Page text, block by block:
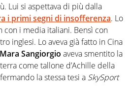
Lui si aspettava di più dalla
i primi segni di insofferenza. Lo
con i media italiani. Bensì con
inglesi. Lo aveva già fatto in Cina
Mara Sangiorgio aveva smentito la
come tallone d’Achille della
la stessa tesi a SkySport